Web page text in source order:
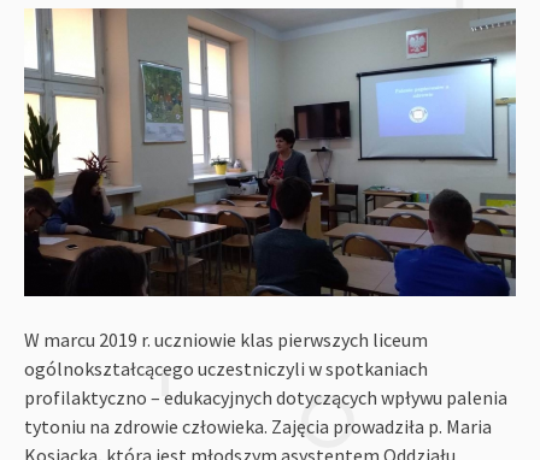
W marcu 2019 r. uczniowie klas pierwszych liceum
ogólnokształcącego uczestniczyli w spotkaniach
profilaktyczno – edukacyjnych dotyczących wpływu palenia
tytoniu na zdrowie człowieka. Zajęcia prowadziła p. Maria
Kosiacka, która jest młodszym asystentem Oddziału